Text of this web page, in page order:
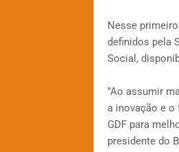
Nesse
definidos pela
Social,
"Ao assumir
a inovação e
GDF para
presidente do